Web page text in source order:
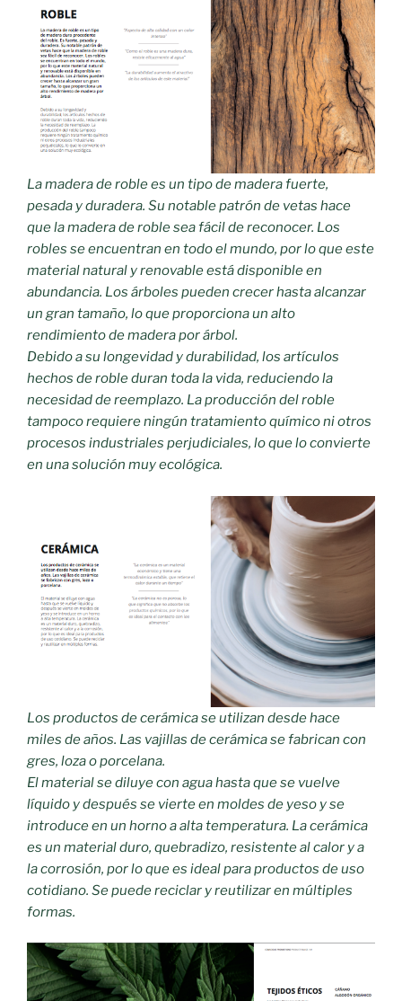
La madera de roble es un tipo de madera fuerte,
pesada y duradera. Su notable patrón de vetas hace
que la madera de roble sea fácil de reconocer. Los
robles se encuentran en todo el mundo, por lo que este
material natural y renovable está disponible en
abundancia. Los árboles pueden crecer hasta alcanzar
un gran tamaño, lo que proporciona un alto
rendimiento de madera por árbol.
Debido a su longevidad y durabilidad, los artículos
hechos de roble duran toda la vida, reduciendo la
necesidad de reemplazo. La producción del roble
tampoco requiere ningún tratamiento químico ni otros
procesos industriales perjudiciales, lo que lo convierte
en una solución muy ecológica.
Los productos de cerámica se utilizan desde hace
miles de años. Las vajillas de cerámica se fabrican con
gres, loza o porcelana.
El material se diluye con agua hasta que se vuelve
líquido y después se vierte en moldes de yeso y se
introduce en un horno a alta temperatura. La cerámica
es un material duro, quebradizo, resistente al calor y a
la corrosión, por lo que es ideal para productos de uso
cotidiano. Se puede reciclar y reutilizar en múltiples
formas.